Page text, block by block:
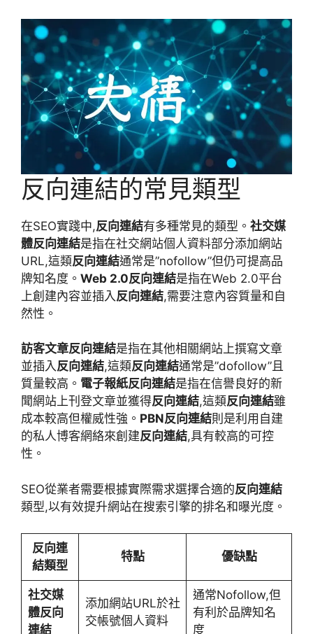
反向連結的常見類型
在SEO實踐中,反向連結有多種常見的類型。 社交媒
體反向連結是指在社交網站個人資料部分添加網站
URL,這類反向連結通常是”nofollow”但仍可提高品
牌知名度。 Web 2.0反向連結是指在Web 2.0平台
上創建內容並插入 反向連結,需要注意內容質量和自
然性。
訪客文章反向連結是指在其他相關網站上撰寫文章
並插入反向連結,這類反向連結通常是”dofollow”且
質量較高。 電子報紙反向連結是指在信譽良好的新
聞網站上刊登文章並獲得反向連結,這類反向連結雖
成本較高但權威性強。 PBN反向連結則是利用自建
的私人博客網絡來創建反向連結,具有較高的可控
性。
SEO從業者需要根據實際需求選擇合適的反向連結
類型,以有效提升網站在搜索引擎的排名和曝光度。
反向連
結類型
特點 優缺點
社交媒
體反向
連結
添加網站URL於社
交帳號個人資料
通常Nofollow,但
有利於品牌知名
度